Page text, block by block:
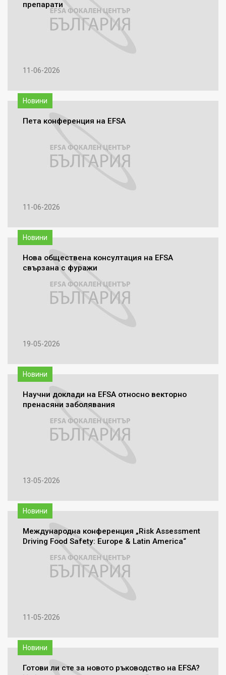
препарати
11-06-2026
Новини
Пета конференция на EFSA
11-06-2026
Новини
Нова обществена консултация на EFSA
свързана с фуражи
19-05-2026
Новини
Научни доклади на EFSA относно векторно
пренасяни заболявания
13-05-2026
Новини
Международна конференция „Risk Assessment
Driving Food Safety: Europe & Latin America“
11-05-2026
Новини
Готови ли сте за новото ръководство на EFSA?